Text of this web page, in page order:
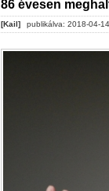
86 évesen
[Kail] publikálva: 2018-04-